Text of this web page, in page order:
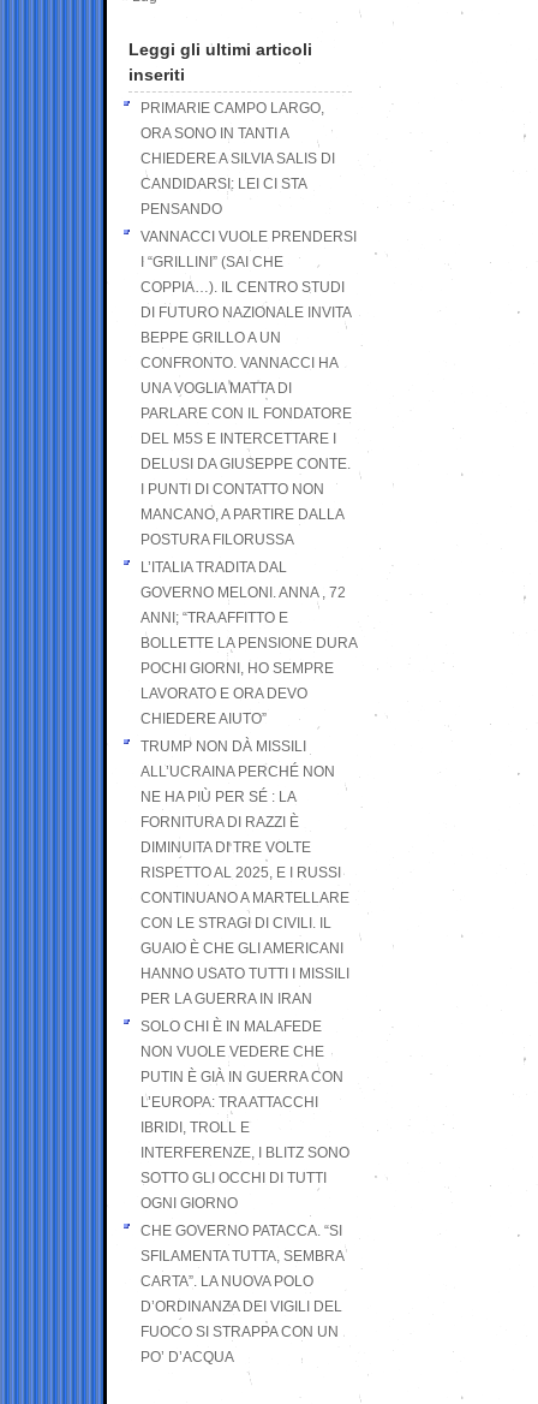
Leggi gli ultimi articoli
inseriti
PRIMARIE CAMPO LARGO,
ORA SONO IN TANTI A
CHIEDERE A SILVIA SALIS DI
CANDIDARSI: LEI CI STA
PENSANDO
VANNACCI VUOLE PRENDERSI
I “GRILLINI” (SAI CHE
COPPIA…). IL CENTRO STUDI
DI FUTURO NAZIONALE INVITA
BEPPE GRILLO A UN
CONFRONTO. VANNACCI HA
UNA VOGLIA MATTA DI
PARLARE CON IL FONDATORE
DEL M5S E INTERCETTARE I
DELUSI DA GIUSEPPE CONTE.
I PUNTI DI CONTATTO NON
MANCANO, A PARTIRE DALLA
POSTURA FILORUSSA
L’ITALIA TRADITA DAL
GOVERNO MELONI. ANNA , 72
ANNI; “TRA AFFITTO E
BOLLETTE LA PENSIONE DURA
POCHI GIORNI, HO SEMPRE
LAVORATO E ORA DEVO
CHIEDERE AIUTO”
TRUMP NON DÀ MISSILI
ALL’UCRAINA PERCHÉ NON
NE HA PIÙ PER SÉ : LA
FORNITURA DI RAZZI È
DIMINUITA DI TRE VOLTE
RISPETTO AL 2025, E I RUSSI
CONTINUANO A MARTELLARE
CON LE STRAGI DI CIVILI. IL
GUAIO È CHE GLI AMERICANI
HANNO USATO TUTTI I MISSILI
PER LA GUERRA IN IRAN
SOLO CHI È IN MALAFEDE
NON VUOLE VEDERE CHE
PUTIN È GIÀ IN GUERRA CON
L’EUROPA: TRA ATTACCHI
IBRIDI, TROLL E
INTERFERENZE, I BLITZ SONO
SOTTO GLI OCCHI DI TUTTI
OGNI GIORNO
CHE GOVERNO PATACCA. “SI
SFILAMENTA TUTTA, SEMBRA
CARTA”. LA NUOVA POLO
D’ORDINANZA DEI VIGILI DEL
FUOCO SI STRAPPA CON UN
PO’ D’ACQUA